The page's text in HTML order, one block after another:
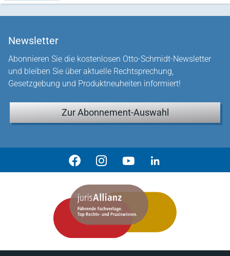
Newsletter
Abonnieren Sie die kostenlosen Otto-Schmidt-Newsletter
und bleiben Sie über aktuelle Rechtsprechung,
Gesetzgebung und Produktneuheiten informiert!
Zur Abonnement-Auswahl